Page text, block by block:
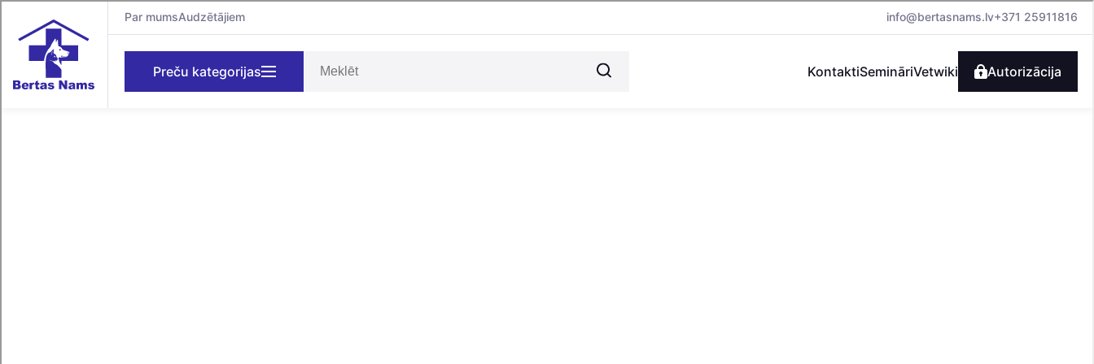
Par mumsAudzētājiem info@bertasnams.lv+371 25911816
Preču kategorijas KontaktiSemināriVetwiki Autorizācija